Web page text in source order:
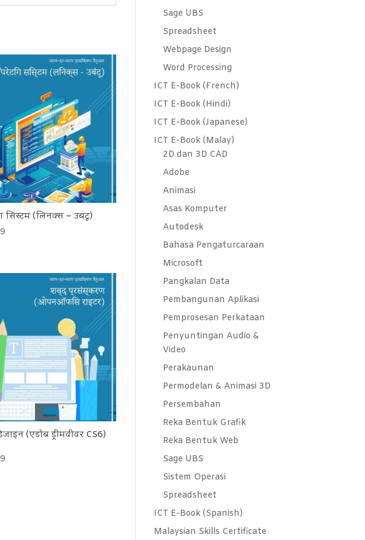
सिस्टम (लिनक्स – उबंटू)
(एडोब ड्रीमवीवर CS6)
Sage UBS
Spreadsheet
Webpage Design
Word Processing
ICT E-Book (French)
ICT E-Book (Hindi)
ICT E-Book (Japanese)
ICT E-Book (Malay)
2D dan 3D CAD
Adobe
Animasi
Asas Komputer
Autodesk
Bahasa Pengaturcaraan
Microsoft
Pangkalan Data
Pembangunan Aplikasi
Pemprosesan Perkataan
Penyuntingan Audio &
Video
Perakaunan
Permodelan & Animasi 3D
Persembahan
Reka Bentuk Grafik
Reka Bentuk Web
Sage UBS
Sistem Operasi
Spreadsheet
ICT E-Book (Spanish)
Malaysian Skills Certificate